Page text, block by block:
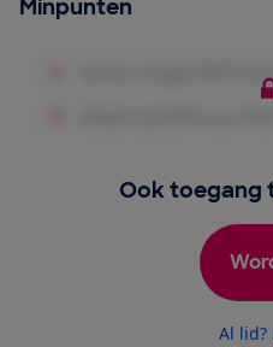
Minpunten
Ook toegang
Al lid?